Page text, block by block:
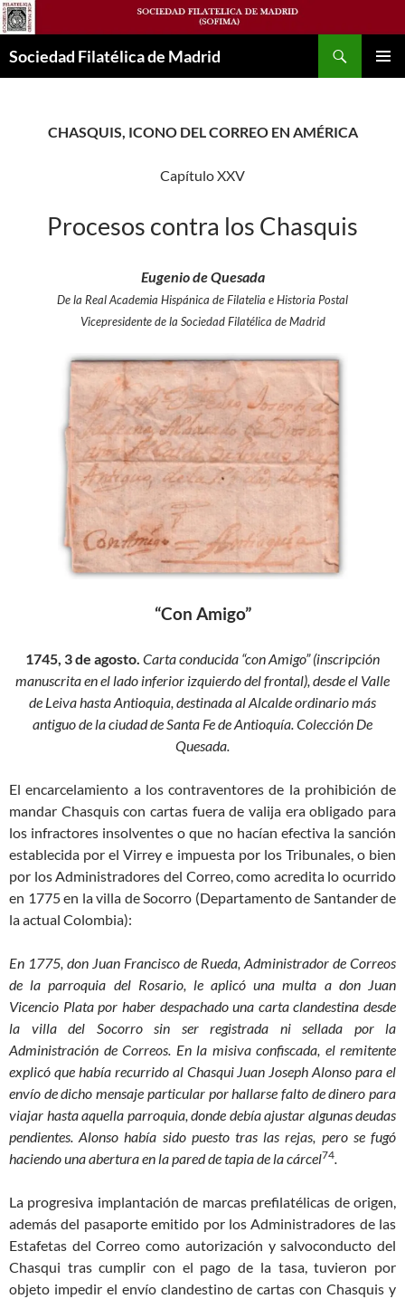
Saltar
al
contenido
Sociedad Filatélica de Madrid
CHASQUIS, ICONO DEL CORREO EN AMÉRICA
Capítulo XXV
Procesos contra los Chasquis
Eugenio de Quesada
De la Real Academia Hispánica de Filatelia e Historia Postal
Vicepresidente de la Sociedad Filatélica de Madrid
“Con Amigo”
1745, 3 de agosto. Carta conducida “con Amigo” (inscripción
manuscrita en el lado inferior izquierdo del frontal), desde el Valle
de Leiva hasta Antioquia, destinada al Alcalde ordinario más
antiguo de la ciudad de Santa Fe de Antioquía. Colección De
Quesada.
El encarcelamiento a los contraventores de la prohibición de
mandar Chasquis con cartas fuera de valija era obligado para
los infractores insolventes o que no hacían efectiva la sanción
establecida por el Virrey e impuesta por los Tribunales, o bien
por los Administradores del Correo, como acredita lo ocurrido
en 1775 en la villa de Socorro (Departamento de Santander de
la actual Colombia):
En 1775, don Juan Francisco de Rueda, Administrador de Correos
de la parroquia del Rosario, le aplicó una multa a don Juan
Vicencio Plata por haber despachado una carta clandestina desde
la villa del Socorro sin ser registrada ni sellada por la
Administración de Correos. En la misiva confiscada, el remitente
explicó que había recurrido al Chasqui Juan Joseph Alonso para el
envío de dicho mensaje particular por hallarse falto de dinero para
viajar hasta aquella parroquia, donde debía ajustar algunas deudas
pendientes. Alonso había sido puesto tras las rejas, pero se fugó
haciendo una abertura en la pared de tapia de la cárcel74.
La progresiva implantación de marcas prefilatélicas de origen,
además del pasaporte emitido por los Administradores de las
Estafetas del Correo como autorización y salvoconducto del
Chasqui tras cumplir con el pago de la tasa, tuvieron por
objeto impedir el envío clandestino de cartas con Chasquis y